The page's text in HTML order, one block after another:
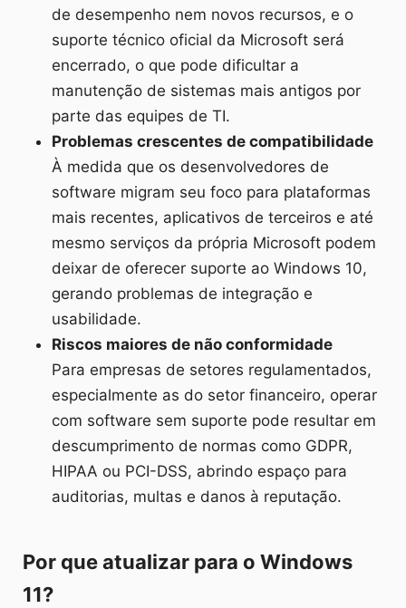
de desempenho nem novos recursos, e o
suporte técnico oficial da Microsoft será
encerrado, o que pode dificultar a
manutenção de sistemas mais antigos por
parte das equipes de TI.
Problemas crescentes de compatibilidade
À medida que os desenvolvedores de
software migram seu foco para plataformas
mais recentes, aplicativos de terceiros e até
mesmo serviços da própria Microsoft podem
deixar de oferecer suporte ao Windows 10,
gerando problemas de integração e
usabilidade.
Riscos maiores de não conformidade
Para empresas de setores regulamentados,
especialmente as do setor financeiro, operar
com software sem suporte pode resultar em
descumprimento de normas como GDPR,
HIPAA ou PCI-DSS, abrindo espaço para
auditorias, multas e danos à reputação.
Por que atualizar para o Windows
11?